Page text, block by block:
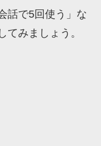
話で5回使う」な
てみましょう。